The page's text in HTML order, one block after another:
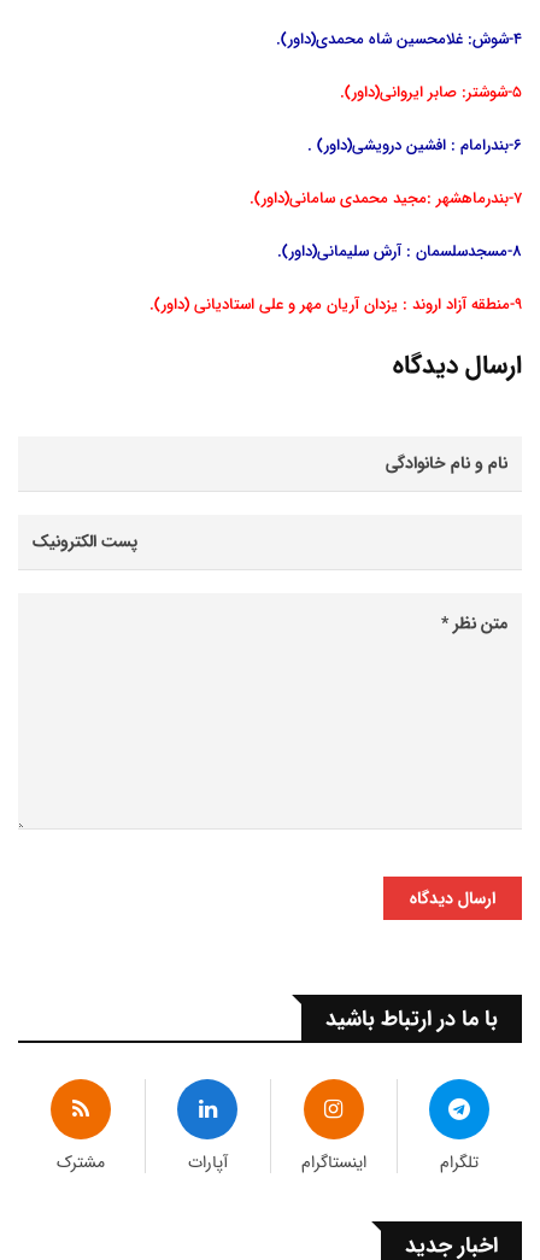
4-شوش: غلامحسین شاه محمدی(داور).
5-شوشتر: صابر ایروانی(داور).
6-بندرامام : افشین درویشی(داور) .
7-بندرماهشهر :مجید محمدی سامانی(داور).
8-مسجدسلسمان : آرش سلیمانی(داور).
9-منطقه آزاد اروند : یزدان آریان مهر و علی استادیانی (داور).
ارسال دیدگاه
ارسال دیدگاه
با ما در ارتباط باشید
تلگرام اینستاگرام آپارات مشترک
اخبار جدید